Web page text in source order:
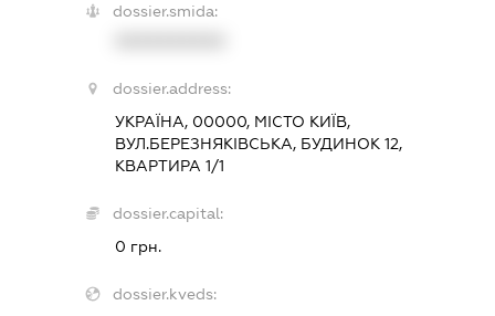
dossier.smida:
dossier.address:
УКРАЇНА, 00000, МІСТО КИЇВ,
ВУЛ.БЕРЕЗНЯКІВСЬКА, БУДИНОК 12,
КВАРТИРА 1/1
dossier.capital:
0 грн.
dossier.kveds: